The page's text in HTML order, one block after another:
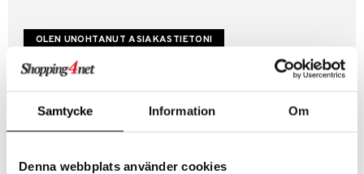
Samtycke Information Om
Denna webbplats använder cookies
Luo uusi asiakas
Hyviä tarjouksia
Kestotilaus